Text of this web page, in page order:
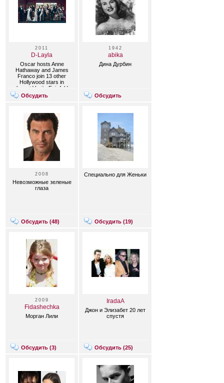
2011
D-Layla
Oscar hosts Anne
Hathaway and James
Franco join 13 other
Hollywood stars in
elegant Vanity Fair fold-
out cover.
Обсудить
1942
abika
Дина Дурбин
Обсудить
2008
Невозможные зеленые
глаза
Обсудить (48)
Специально для Женьки
Обсудить (19)
2009
Fidashechka
Морган Лили
Обсудить (3)
IradaA
Джон и Элизабет 20 лет
спустя
Обсудить (25)